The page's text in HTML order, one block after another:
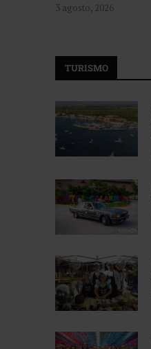
3 agosto, 2026
TURISMO